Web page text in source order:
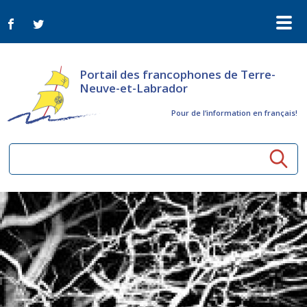
Portail des francophones de Terre-
Neuve-et-Labrador
Pour de l‘information en français!
Ressources communautaires
Aînés
Activités à distance
ConnectAînés
Arts et culture
Appels d'offres du secteur culturel
Plan de Développement Global
Organismes
Nouvelles
Bulletin Le FrancoTNL